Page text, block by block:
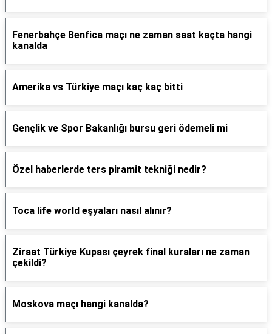
Fenerbahçe Benfica maçı ne zaman saat kaçta hangi
kanalda
Amerika vs Türkiye maçı kaç kaç bitti
Gençlik ve Spor Bakanlığı bursu geri ödemeli mi
Özel haberlerde ters piramit tekniği nedir?
Toca life world eşyaları nasıl alınır?
Ziraat Türkiye Kupası çeyrek final kuraları ne zaman
çekildi?
Moskova maçı hangi kanalda?